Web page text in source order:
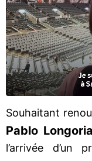
Souhaitant
Pablo Longoria
l’arrivée d’un